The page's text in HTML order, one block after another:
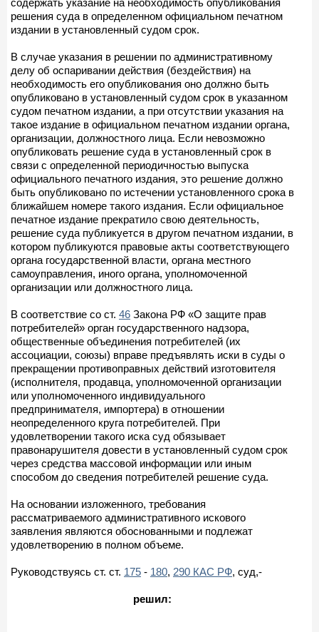
решения суда в определенном официальном печатном
издании в установленный судом срок.
В случае указания в решении по административному
делу об оспаривании действия (бездействия) на
необходимость его опубликования оно должно быть
опубликовано в установленный судом срок в указанном
судом печатном издании, а при отсутствии указания на
такое издание в официальном печатном издании органа,
организации, должностного лица. Если невозможно
опубликовать решение суда в установленный срок в
связи с определенной периодичностью выпуска
официального печатного издания, это решение должно
быть опубликовано по истечении установленного срока в
ближайшем номере такого издания. Если официальное
печатное издание прекратило свою деятельность,
решение суда публикуется в другом печатном издании, в
котором публикуются правовые акты соответствующего
органа государственной власти, органа местного
самоуправления, иного органа, уполномоченной
организации или должностного лица.
В соответствие со ст. 46 Закона РФ «О защите прав
потребителей» орган государственного надзора,
общественные объединения потребителей (их
ассоциации, союзы) вправе предъявлять иски в суды о
прекращении противоправных действий изготовителя
(исполнителя, продавца, уполномоченной организации
или уполномоченного индивидуального
предпринимателя, импортера) в отношении
неопределенного круга потребителей. При
удовлетворении такого иска суд обязывает
правонарушителя довести в установленный судом срок
через средства массовой информации или иным
способом до сведения потребителей решение суда.
На основании изложенного, требования
рассматриваемого административного искового
заявления являются обоснованными и подлежат
удовлетворению в полном объеме.
Руководствуясь ст. ст. 175 - 180, 290 КАС РФ, суд,-
решил: